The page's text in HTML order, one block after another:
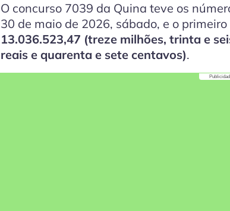
O concurso 7039 da Quina teve os
30 de maio de 2026, sábado, e o
13.036.523,47 (treze milhões, trinta e
reais e quarenta e sete centavos).